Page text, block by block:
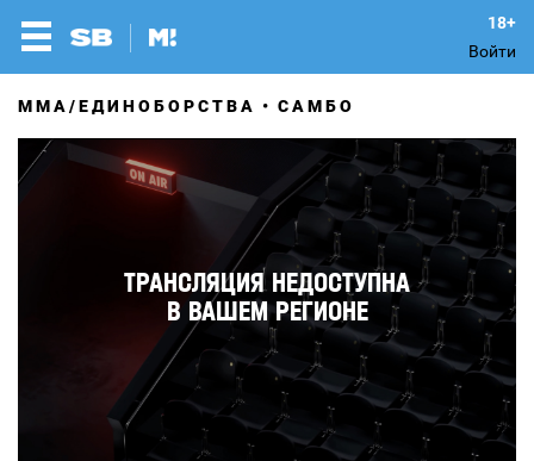
Войти
MMA/ЕДИНОБОРСТВА САМБО